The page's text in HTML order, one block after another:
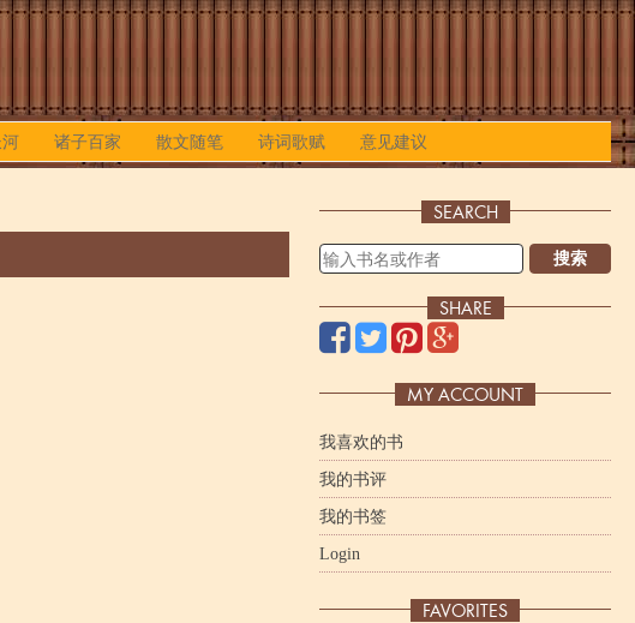
诸子百家 散文随笔 诗词歌赋 意见建议
SEARCH
搜索
SHARE
MY ACCOUNT
我喜欢的书
我的书评
我的书签
Login
FAVORITES